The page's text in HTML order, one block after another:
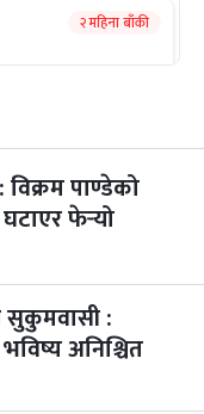
२ महिना बाँकी
२ महिना बाँकी
२ महिना बाँकी
पाण्डेको
फेर्‍यो
:
अनिश्चित